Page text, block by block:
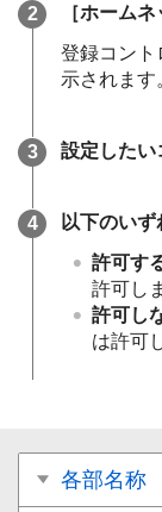
［ホームネ
登録コント
示されます
設定したい
以下のいず
許可す
許可し
許可し
は許可
各部名称